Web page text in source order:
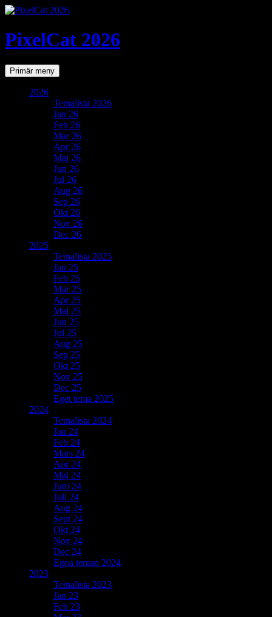
PixelCat 2026
SökPrimär meny Gå
till
2026
Temalista 2026
Jan 26
Feb 26
Mar 26
Apr 26
Maj 26
Jun 26
Jul 26
Aug 26
Sep 26
Okt 26
Nov 26
Dec 26
2025
Temalista 2025
Jan 25
Feb 25
Mar 25
Apr 25
Maj 25
Jun 25
Jul 25
Aug 25
Sep 25
Okt 25
Nov 25
Dec 25
Eget tema 2025
2024
Temalista 2024
Jan 24
Feb 24
Mars 24
Apr 24
Maj 24
Juni 24
Juli 24
Aug 24
Sept 24
Okt 24
Nov 24
Dec 24
Egna teman 2024
2023
Temalista 2023
Jan 23
Feb 23